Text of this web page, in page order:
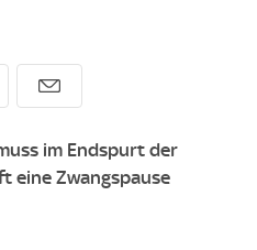
im Endspurt der
eine Zwangspause